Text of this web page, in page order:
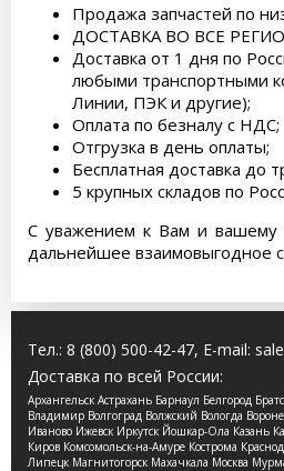
Продажа запчастей по
ДОСТАВКА ВО ВСЕ
Доставка от 1 дня по
любыми транспортными
Линии, ПЭК и другие);
Оплата по безналу с НДС;
Отгрузка в день оплаты;
Бесплатная доставка до
5 крупных складов по
С уважением к Вам и вашему
дальнейшее взаимовыгодное
Тел.: 8 (800) 500-42-47, E-mail:
Доставка по всей России:
Архангельск Астрахань Барнаул Белгород
Владимир Волгоград Волжский Вологда
Иваново Ижевск Иркутск Йошкар-Ола Казань
Киров Комсомольск-на-Амуре Кострома
Липецк Магнитогорск Махачкала Москва